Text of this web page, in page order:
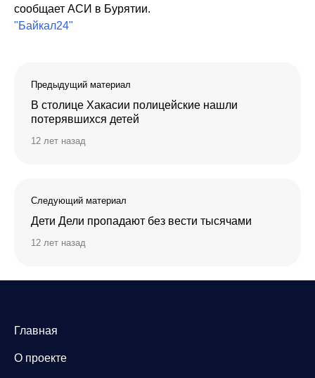
сообщает АСИ в Бурятии.
"Байкал24"
Предыдущий материал
В столице Хакасии полицейские нашли
потерявшихся детей
12 лет назад
Следующий материал
Дети Дели пропадают без вести тысячами
12 лет назад
Главная
О проекте